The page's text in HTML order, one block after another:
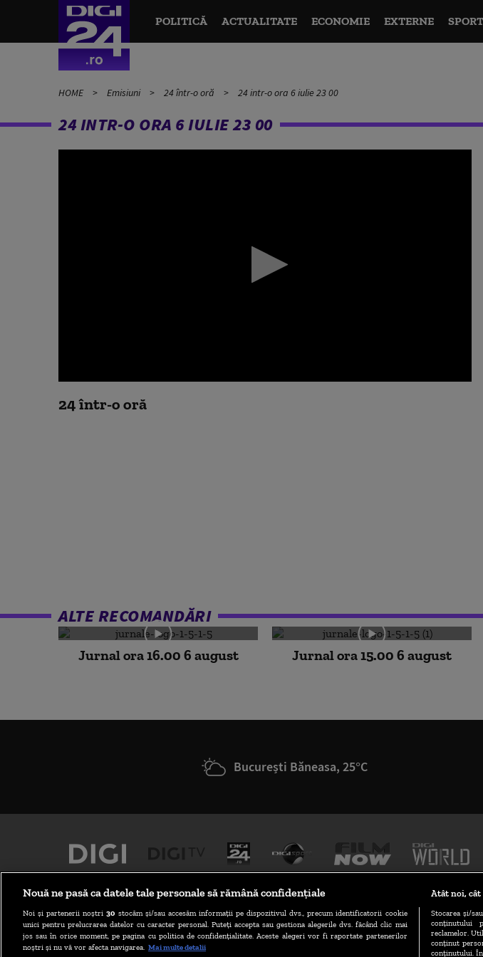
POLITICĂ ACTUALITATE ECONOMIE EXTERNE SPORT
HOME Emisiuni 24 într-o oră 24 intr-o ora 6 iulie 23 00
24 INTR-O ORA 6 IULIE 23 00
seconds
of
24 într-o oră
ALTE RECOMANDĂRI
Jurnal ora 16.00 6 august Jurnal ora 15.00 6 august
București Băneasa, 25°C
TERMENI ȘI CONDIȚII
Nouă ne pasă ca datele tale personale să rămână confidențiale
Noi și partenerii noștri30 stocăm și/sau accesăm informații pe dispozitivul dvs., precum identificatorii cookie
unici pentru prelucrarea datelor cu caracter personal. Puteți accepta sau gestiona alegerile dvs. făcând clic mai
jos sau în orice moment, pe pagina cu politica de confidențialitate. Aceste alegeri vor fi raportate partenerilor
noștri și nu vă vor afecta navigarea. Mai multe detalii
Atât noi,
Stocarea și/
conținutului
reclamelor.
conținut
conținutului.